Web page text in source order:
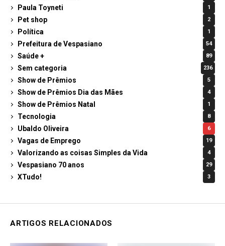
Paula Toyneti 1
Pet shop 2
Política 1
Prefeitura de Vespasiano 54
Saúde + 89
Sem categoria 236
Show de Prêmios 5
Show de Prêmios Dia das Mães 4
Show de Prêmios Natal 1
Tecnologia 8
Ubaldo Oliveira 6
Vagas de Emprego 19
Valorizando as coisas Simples da Vida 4
Vespasiano 70 anos 29
XTudo! 3
ARTIGOS RELACIONADOS